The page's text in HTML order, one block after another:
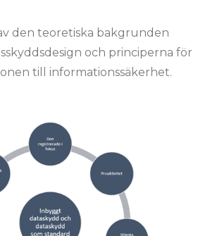
den teoretiska bakgrunden
och principerna för
till informationssäkerhet.